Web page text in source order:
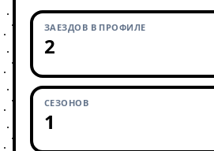
ЗАЕЗДОВ В ПРОФИЛЕ
2
СЕЗОНОВ
1